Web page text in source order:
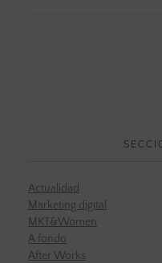
Actualidad
Marketing digital
MKT&Women
A fondo
After Works